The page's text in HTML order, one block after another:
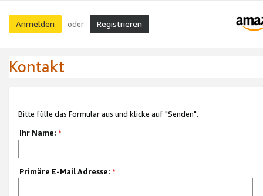
Anmelden oder Registrieren
Kontakt
Bitte fülle das Formular aus und klicke auf "Senden".
Ihr Name: *
Primäre E-Mail Adresse: *